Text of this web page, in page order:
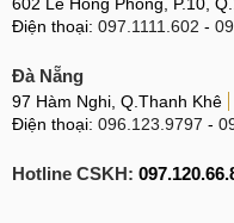
Điện thoại: 097.1111.602 -
Đà Nẵng
97 Hàm Nghi, Q.Thanh Khê
Điện thoại: 096.123.9797 -
Hotline CSKH: